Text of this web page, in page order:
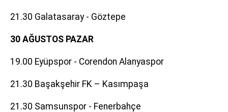
21.30 Galatasaray - Göztepe
30 AĞUSTOS PAZAR
19.00 Eyüpspor - Corendon Alanyaspor
21.30 Başakşehir FK – Kasımpaşa
21.30 Samsunspor - Fenerbahçe